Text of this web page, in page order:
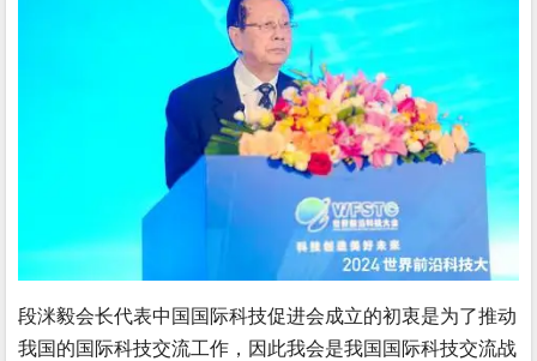
段洣毅会长代表中国国际科技促进会成立的初衷是为了推动
我国的国际科技交流工作，因此我会是我国国际科技交流战